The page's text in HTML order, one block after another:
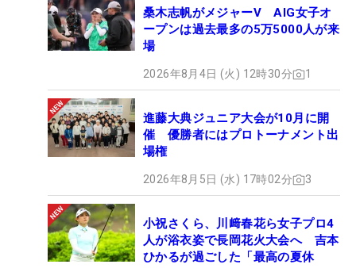
桑木志帆がメジャーV AIG女子オ
ープンは過去最多の5万5000人が来
場
2026年8月4日 (火) 12時30分 1
進藤大典ジュニア大会が10月に開
催 優勝者にはプロトーナメント出
場権
2026年8月5日 (水) 17時02分 3
小祝さくら、川﨑春花ら女子プロ4
人が浴衣姿で長岡花火大会へ 吉本
ひかるが過ごした「最高の夏休